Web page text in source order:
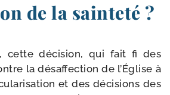
de la sainteté ?
cette déci­sion, qui fait fi des
la désaf­fec­tion de l’Église à
et des déci­sions des